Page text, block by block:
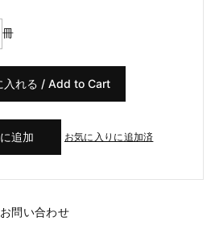
冊
お気に入りに追加済
お問い合わせ